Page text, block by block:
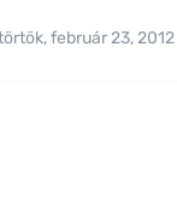
február 23, 2012